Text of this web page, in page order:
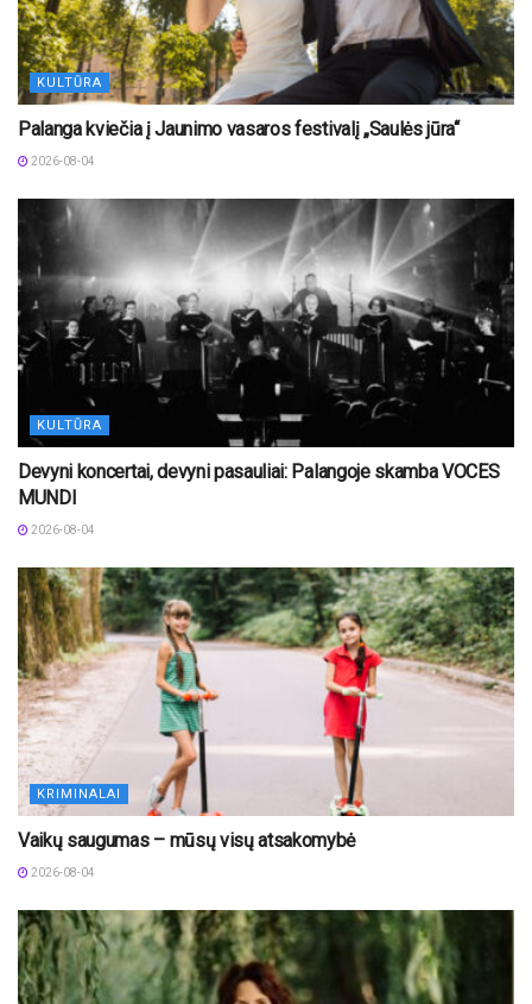
KULTŪRA
Palanga kviečia į Jaunimo vasaros festivalį „Saulės jūra“
2026-08-04
KULTŪRA
Devyni koncertai, devyni pasauliai: Palangoje skamba VOCES
MUNDI
2026-08-04
KRIMINALAI
Vaikų saugumas – mūsų visų atsakomybė
2026-08-04